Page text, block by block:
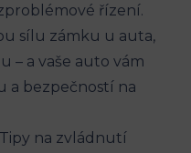
řízení.
sílu zámku u auta,
– a vaše auto vám
a bezpečností na